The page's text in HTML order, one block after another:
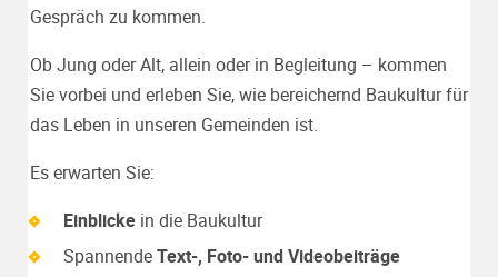
Gespräch zu kommen.
Ob Jung oder Alt, allein oder in Begleitung – kommen
Sie vorbei und erleben Sie, wie bereichernd Baukultur für
das Leben in unseren Gemeinden ist.
Es erwarten Sie:
Einblicke in die Baukultur
SpannendeText-, Foto- und Videobeiträge